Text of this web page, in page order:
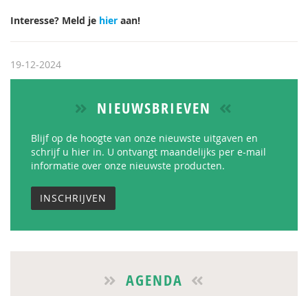
Interesse? Meld je hier aan!
19-12-2024
NIEUWSBRIEVEN
Blijf op de hoogte van onze nieuwste uitgaven en
schrijf u hier in. U ontvangt maandelijks per e-mail
informatie over onze nieuwste producten.
INSCHRIJVEN
AGENDA